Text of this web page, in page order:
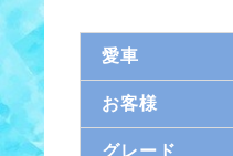
愛車
お客様
グレード